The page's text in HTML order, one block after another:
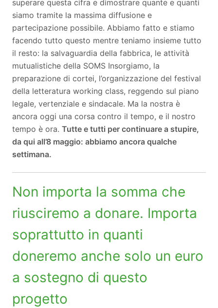
superare questa cifra e dimostrare quante e quanti
siamo tramite la massima diffusione e
partecipazione possibile. Abbiamo fatto e stiamo
facendo tutto questo mentre teniamo insieme tutto
il resto: la salvaguardia della fabbrica, le attività
mutualistiche della SOMS Insorgiamo, la
preparazione di cortei, l’organizzazione del festival
della letteratura working class, reggendo sul piano
legale, vertenziale e sindacale. Ma la nostra è
ancora oggi una corsa contro il tempo, e il nostro
tempo è ora. Tutte e tutti per continuare a stupire,
da qui all’8 maggio: abbiamo ancora qualche
settimana.
Non importa la somma che
riusciremo a donare. Importa
soprattutto in quanti
doneremo anche solo un euro
a sostegno di questo
progetto